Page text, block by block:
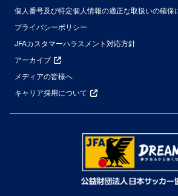
個人番号及び特定個人情報の適正な取扱いの確保
プライバシーポリシー
JFAカスタマーハラスメント対応方針
アーカイブ
メディアの皆様へ
キャリア採用について